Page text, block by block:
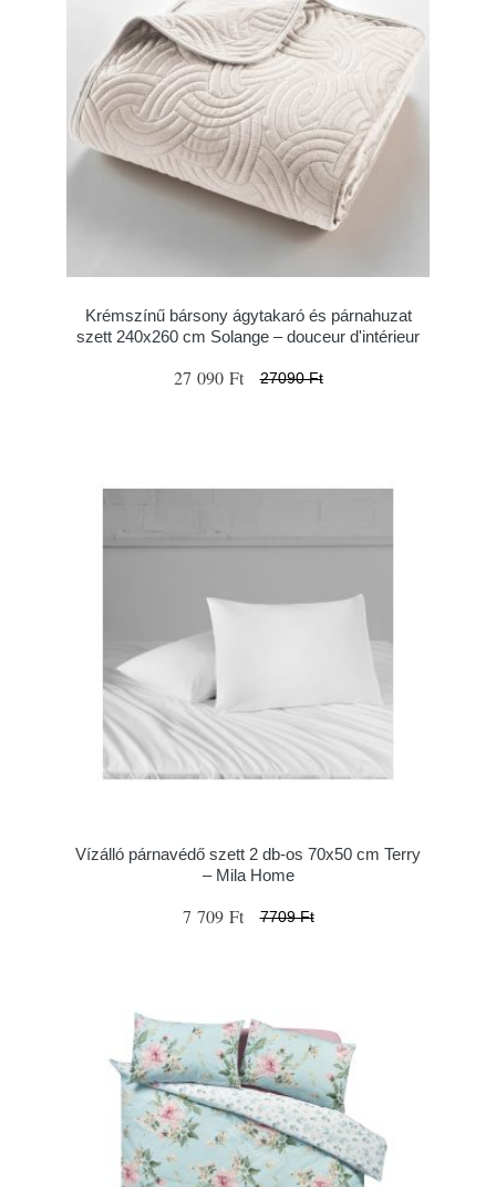
Krémszínű bársony ágytakaró és párnahuzat
szett 240x260 cm Solange – douceur d'intérieur
27 090 Ft 27090 Ft
Vízálló párnavédő szett 2 db-os 70x50 cm Terry
– Mila Home
7 709 Ft 7709 Ft